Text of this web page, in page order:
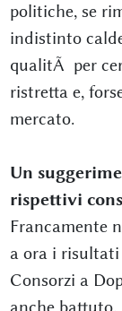
politiche, se
indistinto
qualitÃ per
ristretta e,
mercato.
Un
rispettivi
Francamente
a ora i risultati
Consorzi a